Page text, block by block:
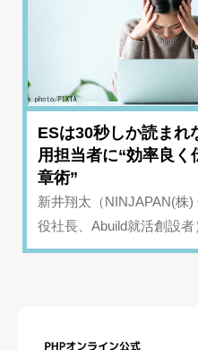
ESは30秒しか読まれ
用担当者に“効率良く
章術”
新井翔太（NINJAPAN(株)
役社長、Abuild就活創設者